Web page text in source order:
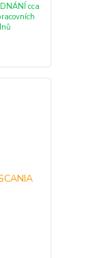
cca